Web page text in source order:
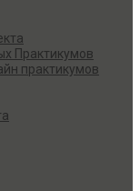
Практикумов
практикумов